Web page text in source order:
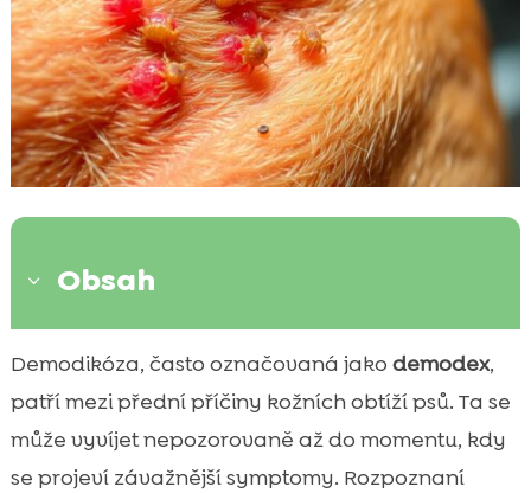
3 Obsah
 Co je demodikóza u psů?
 Příznaky demodikózy u psů
 Diagnostika a testování na demodikózu
 Jak léčit demodikózu u psů
Demodikóza, často označovaná jako demodex,
patří mezi přední příčiny kožních obtíží psů. Ta se
může vyvíjet nepozorovaně až do momentu, kdy
se projeví závažnější symptomy. Rozpoznaní